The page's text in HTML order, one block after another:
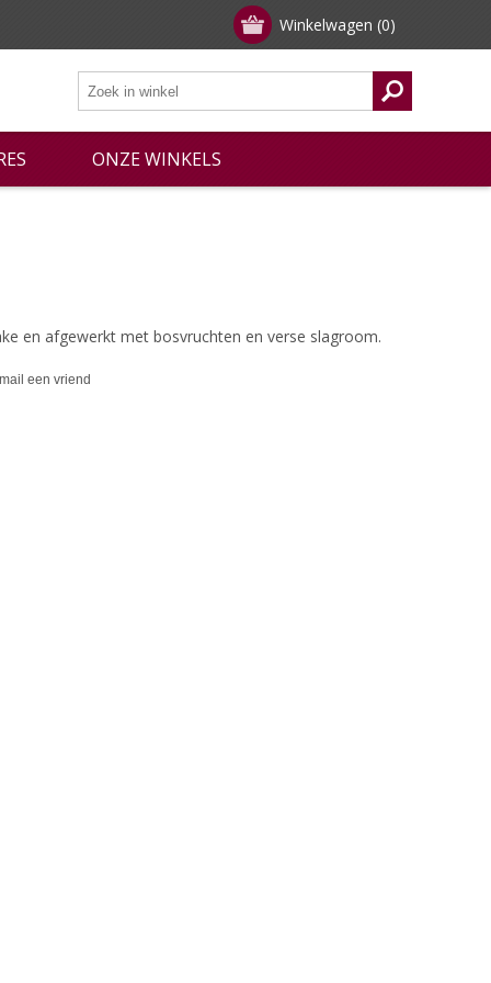
Winkelwagen (0)
ONZE WINKELS
en afgewerkt met bosvruchten en verse slagroom.